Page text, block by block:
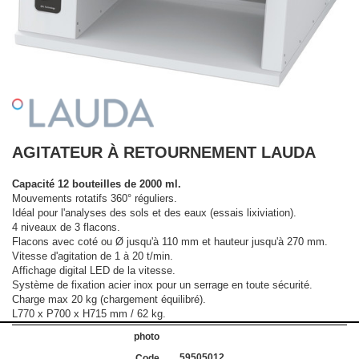
AGITATEUR À RETOURNEMENT LAUDA
Capacité 12 bouteilles de 2000 ml.
Mouvements rotatifs 360° réguliers.
Idéal pour l'analyses des sols et des eaux (essais lixiviation).
4 niveaux de 3 flacons.
Flacons avec coté ou Ø jusqu'à 110 mm et hauteur jusqu'à 270 mm.
Vitesse d'agitation de 1 à 20 t/min.
Affichage digital LED de la vitesse.
Système de fixation acier inox pour un serrage en toute sécurité.
Charge max 20 kg (chargement équilibré).
L770 x P700 x H715 mm / 62 kg.